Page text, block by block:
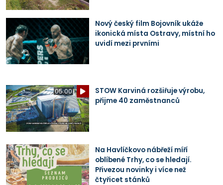
Nový český film Bojovník ukáže
ikonická místa Ostravy, místní ho
uvidí mezi prvními
05:00
STOW Karviná rozšiřuje výrobu,
přijme 40 zaměstnanců
Na Havlíčkovo nábřeží míří
oblíbené Trhy, co se hledají.
Přivezou novinky i více než
čtyřicet stánků